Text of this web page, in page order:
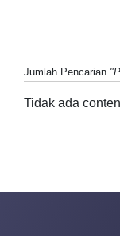
Jumlah Pencarian
Tidak ada